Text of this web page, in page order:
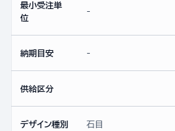
最小受注単
位
-
納期目安 -
供給区分
デザイン種別 石目